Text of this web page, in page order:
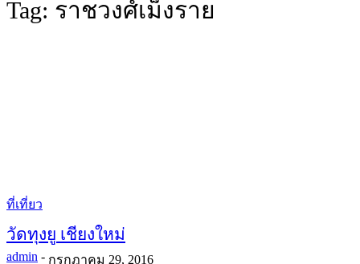
Tag: ราชวงศ์เม็งราย
ที่เที่ยว
วัดทุงยู เชียงใหม่
admin - กรกฎาคม 29, 2016